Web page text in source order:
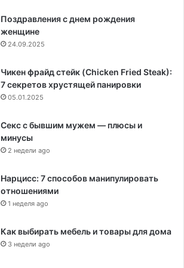
Поздравления с днем рождения
женщине
24.09.2025
Чикен фрайд стейк (Chicken Fried Steak):
7 секретов хрустящей панировки
05.01.2025
Секс с бывшим мужем — плюсы и
минусы
2 недели ago
Нарцисс: 7 способов манипулировать
отношениями
1 неделя ago
Как выбирать мебель и товары для дома
3 недели ago